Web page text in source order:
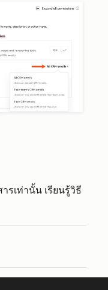
รเท่านั้น เรียนรู้วิธี